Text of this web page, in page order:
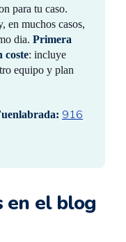
para tu caso.
en muchos casos,
dia. Primera
coste: incluye
equipo y plan
916
en el blog